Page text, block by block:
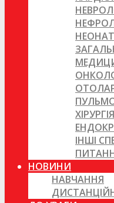
ІНШІ
НОВИНИ
НАВЧАННЯ